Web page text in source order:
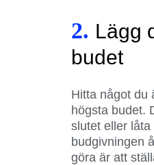
2. Lägg
budet
Hitta något du
högsta budet.
slutet eller
budgivningen
göra är att